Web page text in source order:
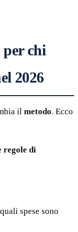
chi
2026
il metodo. Ecco
regole di
spese sono